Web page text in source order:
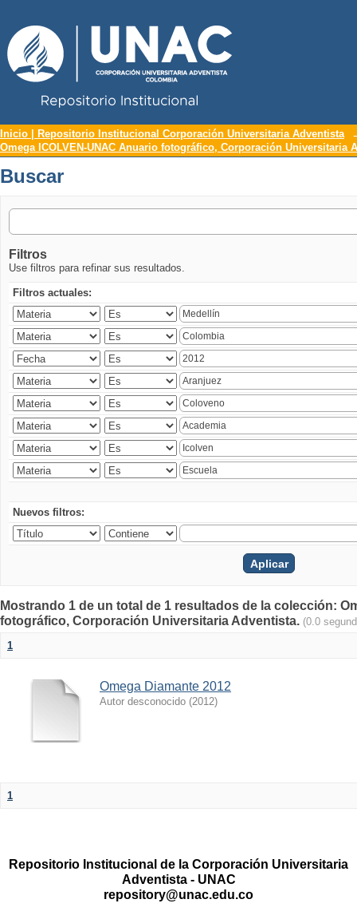
Buscar
Inicio | Repositorio Institucional Corporación Universitaria Adventista
Omega ICOLVEN-UNAC Anuario fotográfico, Corporación Universitaria
Buscar
Filtros
Use filtros para refinar sus resultados.
Filtros actuales:
Nuevos filtros:
Mostrando 1 de un total de 1 resultados de la colección:
fotográfico, Corporación Universitaria Adventista. (0.0
1
Omega Diamante 2012
Autor desconocido (2012)
1
Repositorio Institucional de la Corporación Universitaria
Adventista - UNAC
repository@unac.edu.co